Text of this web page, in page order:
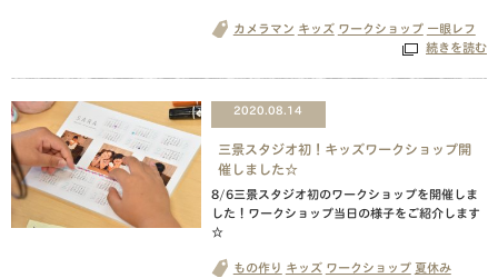
カメラマン キッズ ワークショップ 一眼レフ
続きを読む
2020.08.14
三景スタジオ初！キッズワークショップ開
催しました☆
8/6三景スタジオ初のワークショップを開催しま
した！ワークショップ当日の様子をご紹介します
☆
もの作り キッズ ワークショップ 夏休み